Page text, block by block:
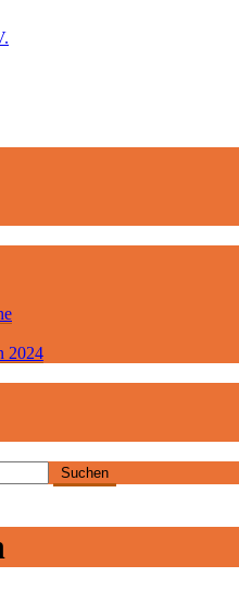
e.V.
beim Tennisclub
2024